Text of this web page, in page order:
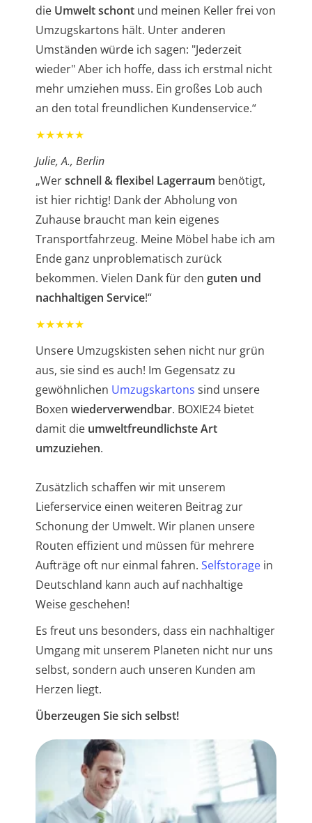
die Umwelt schont und meinen Keller frei von
Umzugskartons hält. Unter anderen
Umständen würde ich sagen: "Jederzeit
wieder" Aber ich hoffe, dass ich erstmal nicht
mehr umziehen muss. Ein großes Lob auch
an den total freundlichen Kundenservice.“
★★★★★
Julie, A., Berlin
„Werschnell & flexibel Lagerraum benötigt,
ist hier richtig! Dank der Abholung von
Zuhause braucht man kein eigenes
Transportfahrzeug. Meine Möbel habe ich am
Ende ganz unproblematisch zurück
bekommen. Vielen Dank für denguten und
nachhaltigen Service!“
★★★★★
Unsere Umzugskisten sehen nicht nur grün
aus, sie sind es auch! Im Gegensatz zu
gewöhnlichen Umzugskartons sind unsere
Boxenwiederverwendbar. BOXIE24 bietet
damit die umweltfreundlichste Art
umzuziehen.
Zusätzlich schaffen wir mit unserem
Lieferservice einen weiteren Beitrag zur
Schonung der Umwelt. Wir planen unsere
Routen effizient und müssen für mehrere
Aufträge oft nur einmal fahren.Selfstorage in
Deutschland kann auch auf nachhaltige
Weise geschehen!
Es freut uns besonders, dass ein nachhaltiger
Umgang mit unserem Planeten nicht nur uns
selbst, sondern auch unseren Kunden am
Herzen liegt.
Überzeugen Sie sich selbst!